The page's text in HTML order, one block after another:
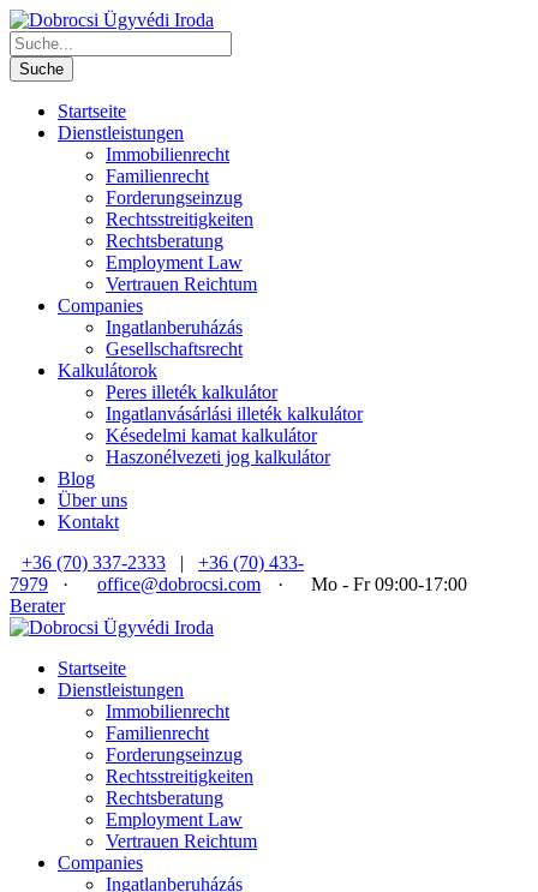
Startseite
Dienstleistungen
Immobilienrecht
Familienrecht
Forderungseinzug
Rechtsstreitigkeiten
Rechtsberatung
Employment Law
Vertrauen Reichtum
Companies
Ingatlanberuházás
Gesellschaftsrecht
Kalkulátorok
Peres illeték kalkulátor
Ingatlanvásárlási illeték kalkulátor
Késedelmi kamat kalkulátor
Haszonélvezeti jog kalkulátor
Blog
Über uns
Kontakt
+36 (70) 337-2333
|
+36 (70) 433-
7979
· office@dobrocsi.com ·
Mo - Fr 09:00-17:00
Berater
Startseite
Dienstleistungen
Immobilienrecht
Familienrecht
Forderungseinzug
Rechtsstreitigkeiten
Rechtsberatung
Employment Law
Vertrauen Reichtum
Companies
Ingatlanberuházás